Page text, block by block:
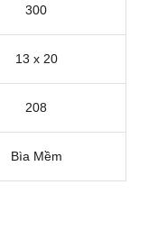
300
13 x 20
208
Bìa Mềm